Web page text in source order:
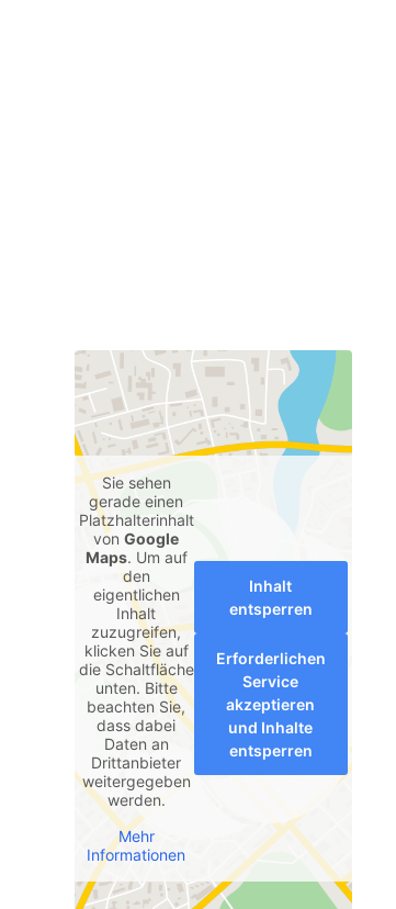
Sie sehen
gerade einen
Platzhalterinhalt
vonGoogle
Maps. Um auf
den
eigentlichen
Inhalt
zuzugreifen,
klicken Sie auf
die Schaltfläche
unten. Bitte
beachten Sie,
dass dabei
Daten an
Drittanbieter
weitergegeben
werden.
Mehr
Informationen
Inhalt
entsperren
Erforderlichen
Service
akzeptieren
und Inhalte
entsperren